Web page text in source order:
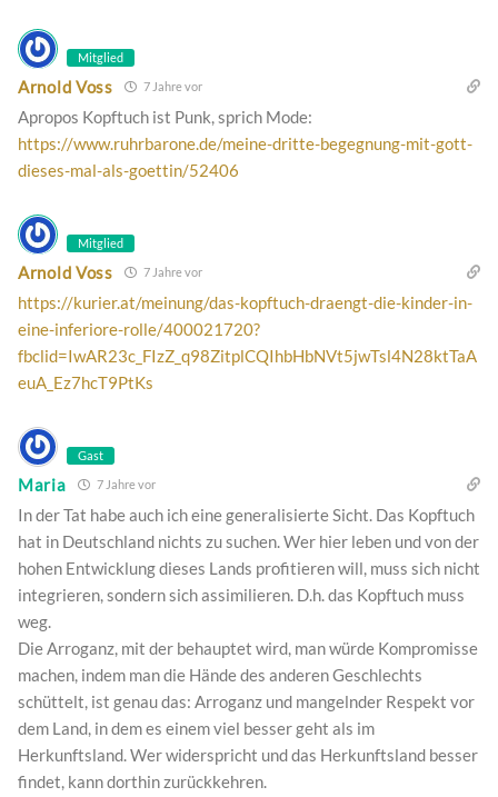
Mitglied
Arnold Voss 7 Jahre vor
Apropos Kopftuch ist Punk, sprich Mode:
https://www.ruhrbarone.de/meine-dritte-begegnung-mit-gott-
dieses-mal-als-goettin/52406
Mitglied
Arnold Voss 7 Jahre vor
https://kurier.at/meinung/das-kopftuch-draengt-die-kinder-in-
eine-inferiore-rolle/400021720?
fbclid=IwAR23c_FIzZ_q98ZitplCQIhbHbNVt5jwTsl4N28ktTaA
euA_Ez7hcT9PtKs
Gast
Maria 7 Jahre vor
In der Tat habe auch ich eine generalisierte Sicht. Das Kopftuch
hat in Deutschland nichts zu suchen. Wer hier leben und von der
hohen Entwicklung dieses Lands profitieren will, muss sich nicht
integrieren, sondern sich assimilieren. D.h. das Kopftuch muss
weg.
Die Arroganz, mit der behauptet wird, man würde Kompromisse
machen, indem man die Hände des anderen Geschlechts
schüttelt, ist genau das: Arroganz und mangelnder Respekt vor
dem Land, in dem es einem viel besser geht als im
Herkunftsland. Wer widerspricht und das Herkunftsland besser
findet, kann dorthin zurückkehren.